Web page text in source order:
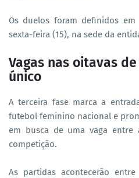
Os duelos foram definidos
sexta-feira (15), na sede da
Vagas nas oitavas
único
A terceira fase marca a
futebol feminino nacional e
em busca de uma vaga entre
competição.
As partidas acontecerão